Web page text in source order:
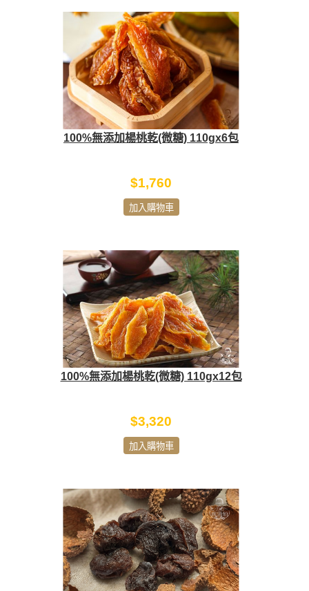
100%無添加楊桃乾(微糖) 110gx6包
$1,760
加入購物車
100%無添加楊桃乾(微糖) 110gx12包
$3,320
加入購物車